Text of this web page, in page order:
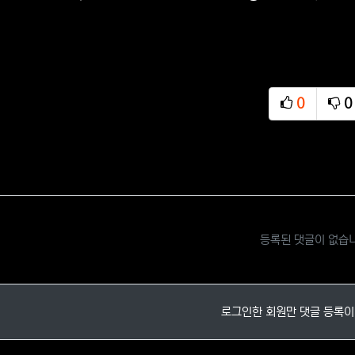
0
추천
0
비
등록된 댓글이 없습
로그인한 회원만 댓글 등록